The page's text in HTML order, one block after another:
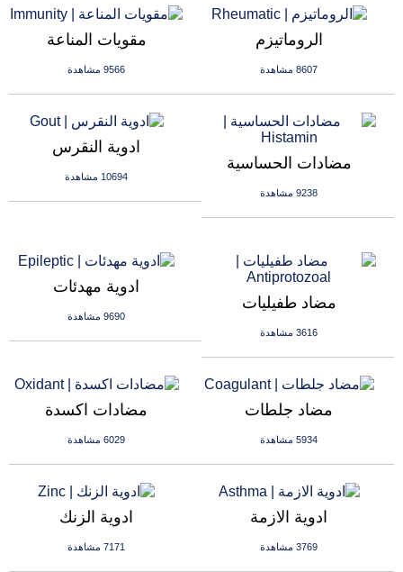
مقويات المناعة
9566 مشاهدة
الروماتيزم
8607 مشاهدة
ادوية النقرس
10694 مشاهدة
مضادات الحساسية
9238 مشاهدة
ادوية مهدئات
9690 مشاهدة
مضاد طفيليات
3616 مشاهدة
مضادات اكسدة
6029 مشاهدة
مضاد جلطات
5934 مشاهدة
ادوية الزنك
7171 مشاهدة
ادوية الازمة
3769 مشاهدة